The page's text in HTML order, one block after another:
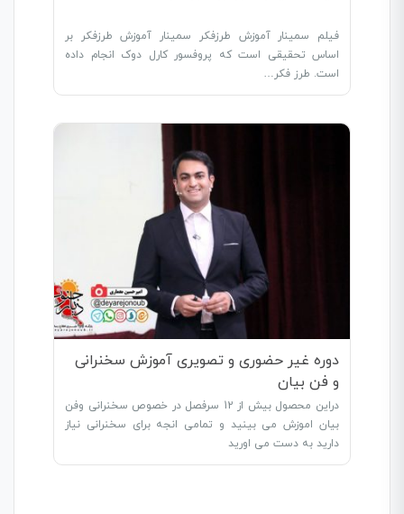
فیلم سمینار آموزش طرزفکر سمینار آموزش طرزفکر بر
اساس تحقیقی است که پروفسور کارل دوک انجام داده
است. طرز فکر…
دوره غیر حضوری و تصویری آموزش سخنرانی
و فن بیان
دراین محصول بیش از 12 سرفصل در خصوص سخنرانی وفن
بیان اموزش می بینید و تمامی انجه برای سخنرانی نیاز
دارید به دست می اورید